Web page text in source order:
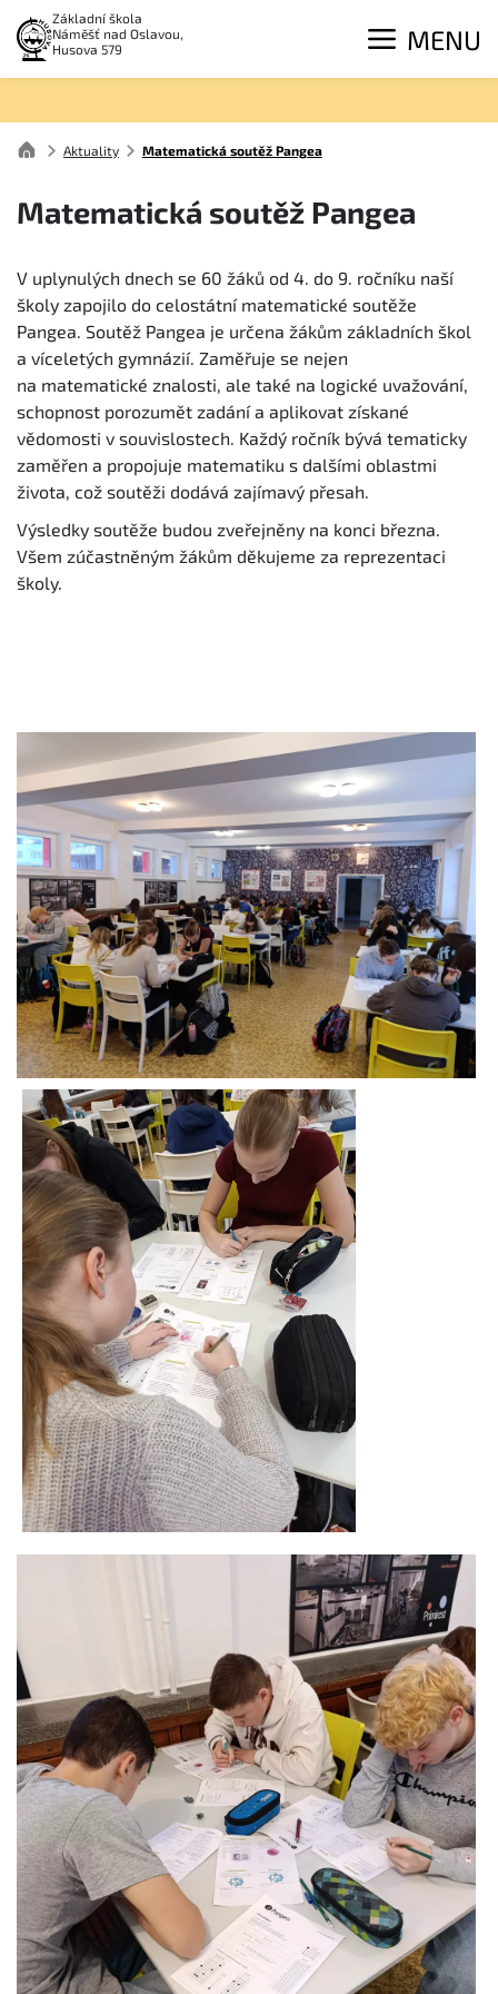
Základní škola
Náměšť nad Oslavou,
Husova 579
MENU
Aktuality Matematická soutěž Pangea
Matematická soutěž Pangea
V uplynulých dnech se 60 žáků od 4. do 9. ročníku naší
školy zapojilo do celostátní matematické soutěže
Pangea. Soutěž Pangea je určena žákům základních škol
a víceletých gymnázií. Zaměřuje se nejen
na matematické znalosti, ale také na logické uvažování,
schopnost porozumět zadání a aplikovat získané
vědomosti v souvislostech. Každý ročník bývá tematicky
zaměřen a propojuje matematiku s dalšími oblastmi
života, což soutěži dodává zajímavý přesah.
Výsledky soutěže budou zveřejněny na konci března.
Všem zúčastněným žákům děkujeme za reprezentaci
školy.